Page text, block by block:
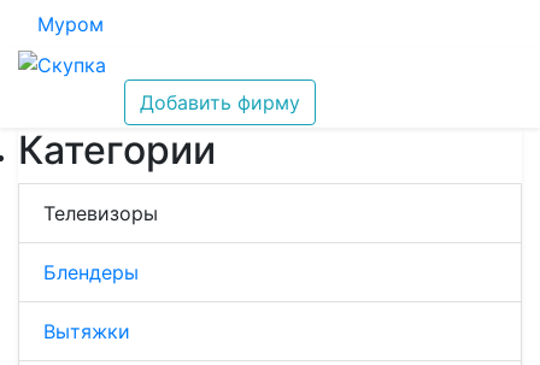
Муром
Добавить фирму
Категории
Телевизоры
Блендеры
Вытяжки